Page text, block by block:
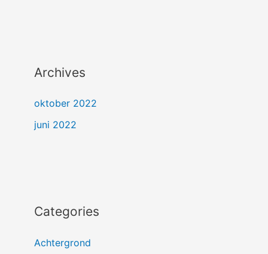
Archives
oktober 2022
juni 2022
Categories
Achtergrond